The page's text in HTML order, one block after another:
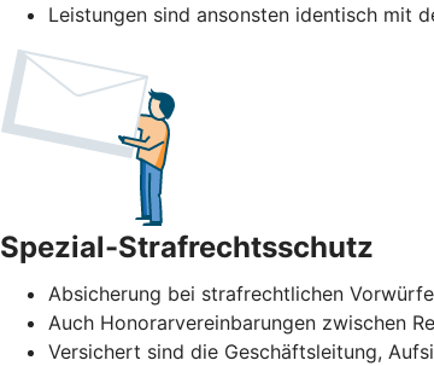
Leistungen sind ansonsten identisch mit
Spezial-Strafrechtsschutz
Absicherung bei strafrechtlichen
Auch Honorarvereinbarungen zwischen
Versichert sind die Geschäftsleitung,